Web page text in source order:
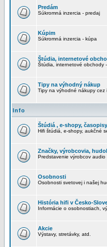
Predám
Súkromná inzercia - predaj
Kúpim
Súkromná inzercia - kúpa
Štúdia, internetové
Štúdia, internetové obchody
Tipy na výhodný nákup
Tipy na výhodné nákupy cez
Info
Štúdiá , e-shopy, časopisy
Hifi štúdiá, e-shopy, aukčné
Značky, výrobcovia,
Predstavenie výrobcov
Osobnosti
Osobnosti svetovej i našej
História hifi v Česko-
Informácie o osobnostiach,
Akcie
Výstavy, stretávky, atd.